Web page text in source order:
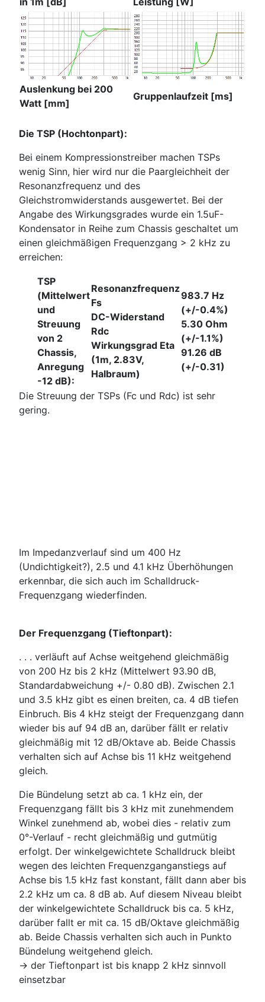
Auslenkung bei 200
Watt [mm]
Gruppenlaufzeit [ms]
Die TSP (Hochtonpart):
Bei einem Kompressionstreiber machen TSPs
wenig Sinn, hier wird nur die Paargleichheit der
Resonanzfrequenz und des
Gleichstromwiderstands ausgewertet. Bei der
Angabe des Wirkungsgrades wurde ein 1.5uF-
Kondensator in Reihe zum Chassis geschaltet um
einen gleichmäßigen Frequenzgang > 2 kHz zu
erreichen:
TSP
(Mittelwert
und
Streuung
von 2
Chassis,
Anregung
-12 dB):
Resonanzfrequenz
Fs
DC-Widerstand
Rdc
Wirkungsgrad Eta
(1m, 2.83V,
Halbraum)
983.7 Hz
(+/-0.4%)
5.30 Ohm
(+/-1.1%)
91.26 dB
(+/-0.31)
Die Streuung der TSPs (Fc und Rdc) ist sehr
gering.
Im Impedanzverlauf sind um 400 Hz
(Undichtigkeit?), 2.5 und 4.1 kHz Überhöhungen
erkennbar, die sich auch im Schalldruck-
Frequenzgang wiederfinden.
Der Frequenzgang (Tieftonpart):
. . . verläuft auf Achse weitgehend gleichmäßig
von 200 Hz bis 2 kHz (Mittelwert 93.90 dB,
Standardabweichung +/- 0.80 dB). Zwischen 2.1
und 3.5 kHz gibt es einen breiten, ca. 4 dB tiefen
Einbruch. Bis 4 kHz steigt der Frequenzgang dann
wieder bis auf 94 dB an, darüber fällt er relativ
gleichmäßig mit 12 dB/Oktave ab. Beide Chassis
verhalten sich auf Achse bis 11 kHz weitgehend
gleich.
Die Bündelung setzt ab ca. 1 kHz ein, der
Frequenzgang fällt bis 3 kHz mit zunehmendem
Winkel zunehmend ab, wobei dies - relativ zum
0°-Verlauf - recht gleichmäßig und gutmütig
erfolgt. Der winkelgewichtete Schalldruck bleibt
wegen des leichten Frequenzganganstiegs auf
Achse bis 1.5 kHz fast konstant, fällt dann aber bis
2.2 kHz um ca. 8 dB ab. Auf diesem Niveau bleibt
der winkelgewichtete Schalldruck bis ca. 5 kHz,
darüber fallt er mit ca. 15 dB/Oktave gleichmäßig
ab. Beide Chassis verhalten sich auch in Punkto
Bündelung weitgehend gleich.
-> der Tieftonpart ist bis knapp 2 kHz sinnvoll
einsetzbar